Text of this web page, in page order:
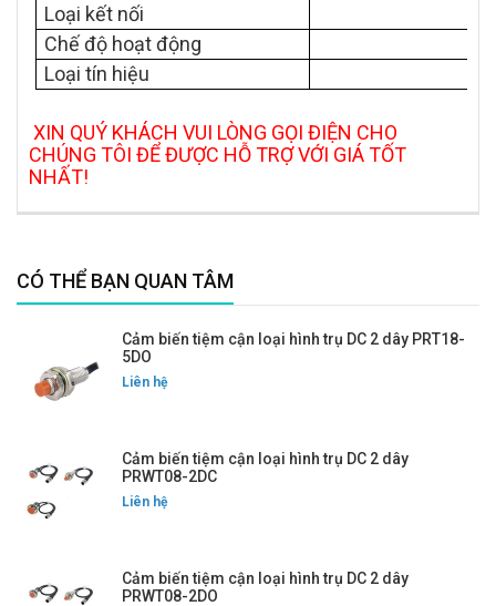
Loại kết nối
Chế độ hoạt động
Loại tín hiệu
XIN QUÝ KHÁCH VUI LÒNG GỌI ĐIỆN CHO
CHÚNG TÔI ĐỂ ĐƯỢC HỖ TRỢ VỚI GIÁ TỐT
NHẤT!
CÓ THỂ BẠN QUAN TÂM
Cảm biến tiệm cận loại hình trụ DC 2 dây PRT18-
5DO
Liên hệ
Cảm biến tiệm cận loại hình trụ DC 2 dây
PRWT08-2DC
Liên hệ
Cảm biến tiệm cận loại hình trụ DC 2 dây
PRWT08-2DO